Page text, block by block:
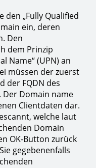
den „Fully Qualified
ein, deren
Den
dem Prinzip
Name“ (UPN) an
müssen der zuerst
der FQDN des
Der Domain name
Clientdaten dar.
welche laut
Domain
OK-Button zurück
gegebenenfalls